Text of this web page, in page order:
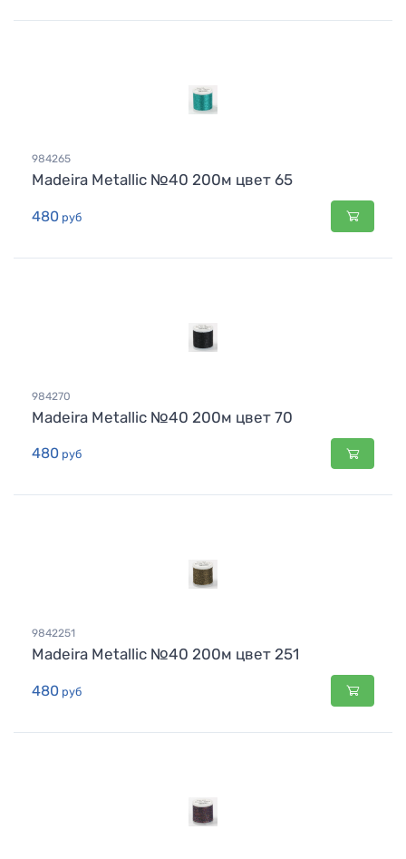
984265
Madeira Metallic №40 200м цвет 65
480 руб
984270
Madeira Metallic №40 200м цвет 70
480 руб
9842251
Madeira Metallic №40 200м цвет 251
480 руб